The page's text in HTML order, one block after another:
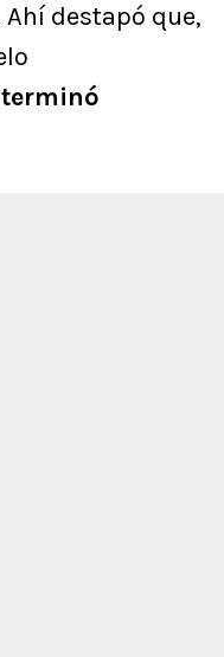
destapó que,